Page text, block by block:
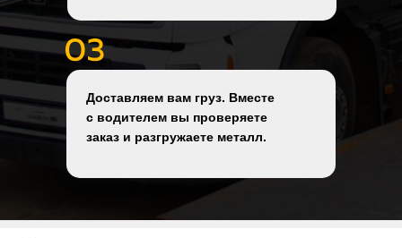
Доставляем вам груз. Вместе
с водителем вы проверяете
заказ и разгружаете металл.